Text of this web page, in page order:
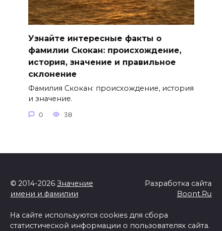
Узнайте интересные факты о
фамилии Скокан: происхождение,
история, значение и правильное
склонение
Фамилия Скокан: происхождение, история
и значение.
0 38
© 2014-2026 Значение
имени и фамилии
Разработка сайта
Boont.Ru
На сайте используются cookies для сбора
статистической информации о пользователях сайта.